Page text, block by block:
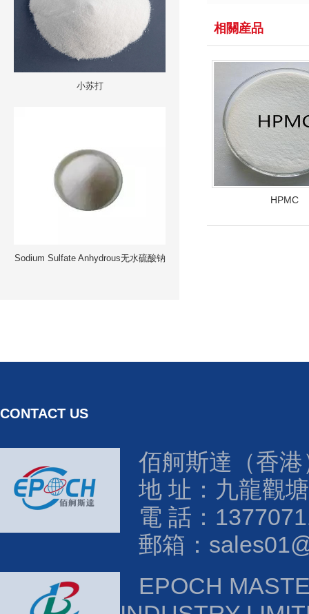
小苏打
Sodium Sulfate Anhydrous无水硫酸钠
相關産品
HPMC
CONTACT US
佰舸斯達（香
地 址：九龍觀
電 話：
郵箱：
EPOCH